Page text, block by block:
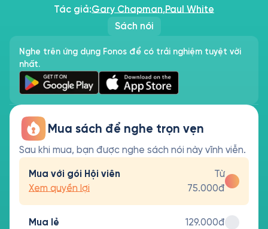
Sách nói
Tác giả:Gary Chapman,Paul White
Nghe trên ứng dụng Fonos để có trải nghiệm tuyệt vời
nhất.
Mua sách để nghe trọn vẹn
Sau khi mua, bạn được nghe sách nói này vĩnh viễn.
Mua với gói Hội viên
Xem quyền lợi
Từ
75.000đ
Mua lẻ 129.000đ